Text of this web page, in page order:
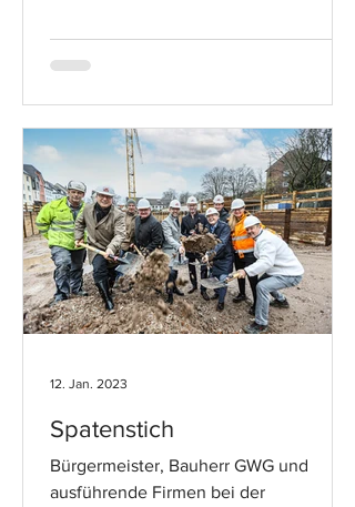
Spatenstich
Bürgermeister, Bauherr GWG und
ausführende Firmen bei der
12. Jan. 2023